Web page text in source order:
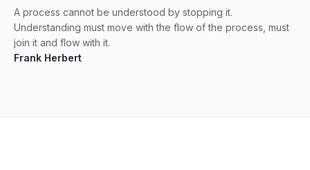
A process cannot be understood by stopping it.
Understanding must move with the flow of the process, must
join it and flow with it.
Frank Herbert